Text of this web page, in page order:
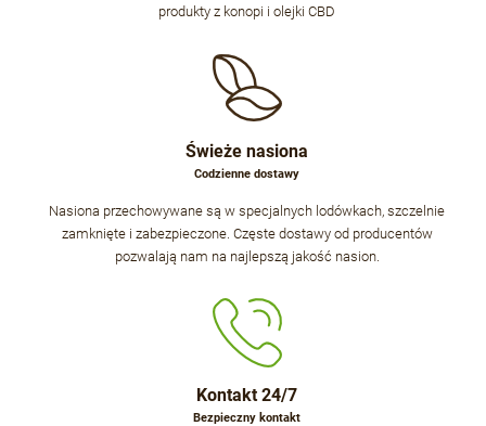
produkty z konopi i olejki CBD
Świeże nasiona
Codzienne dostawy
Nasiona przechowywane są w specjalnych lodówkach, szczelnie
zamknięte i zabezpieczone. Częste dostawy od producentów
pozwalają nam na najlepszą jakość nasion.
Kontakt 24/7
Bezpieczny kontakt